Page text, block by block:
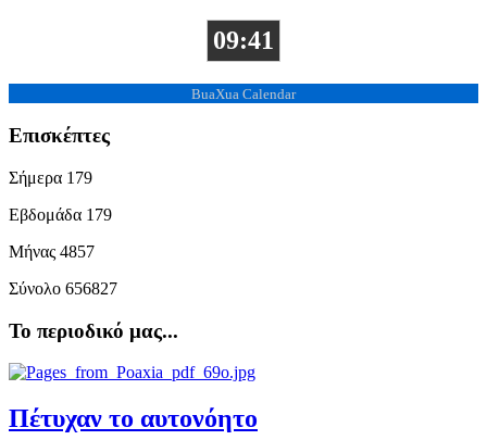
09:41
BuaXua Calendar
Επισκέπτες
Σήμερα 179
Εβδομάδα 179
Μήνας 4857
Σύνολο 656827
Το περιοδικό μας...
Πέτυχαν το αυτονόητο